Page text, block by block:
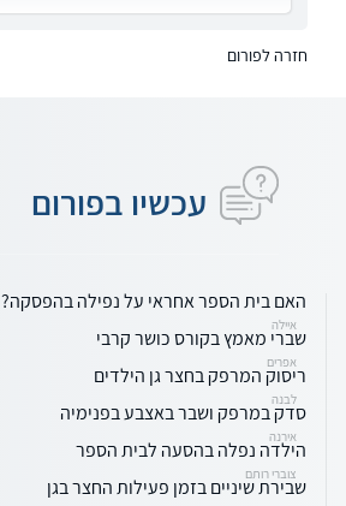
חזרה לפורום
עכשיו בפורום
האם בית הספר אחראי על נפילה בהפסקה?
איילה
שברי מאמץ בקורס כושר קרבי
אפרים
ריסוק המרפק בחצר גן הילדים
לבנה
סדק במרפק ושבר באצבע בפנימיה
אירנה
הילדה נפלה בהסעה לבית הספר
צוברי רותם
שבירת שיניים בזמן פעילות החצר בגן